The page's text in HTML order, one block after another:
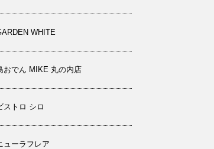
WHITE
おでん MIKE 丸の内店
ストロ シロ
ューラフレア